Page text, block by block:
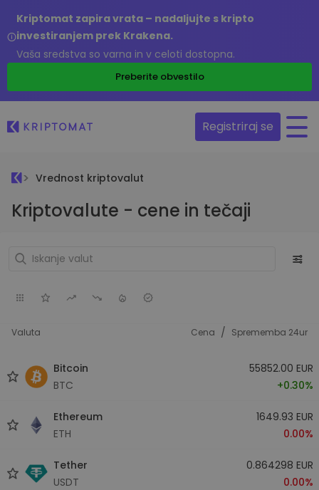
Kriptomat zapira vrata – nadaljujte s kripto
investiranjem prek Krakena.
Vaša sredstva so varna in v celoti dostopna.
Preberite obvestilo
Registriraj se
Vrednost kriptovalut
Kriptovalute - cene in tečaji
Valuta Cena / Sprememba 24ur
Bitcoin
BTC
55852.00 EUR
+0.30%
Ethereum
ETH
1649.93 EUR
0.00%
Tether
USDT
0.864298 EUR
0.00%